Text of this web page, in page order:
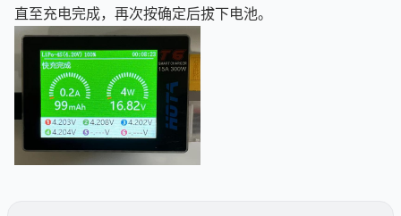
直至充电完成，再次按确定后拔下电池。